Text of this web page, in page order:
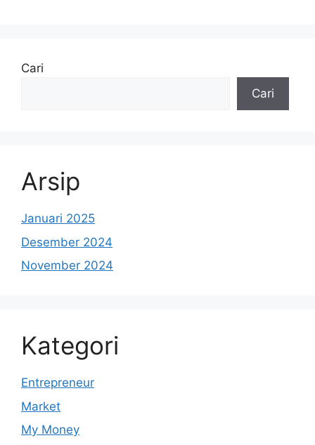
Cari
Cari
Arsip
Januari 2025
Desember 2024
November 2024
Kategori
Entrepreneur
Market
My Money